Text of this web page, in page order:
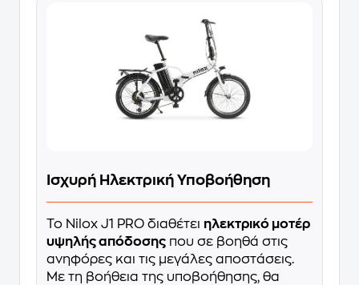
Ισχυρή Ηλεκτρική Υποβοήθηση
Το Nilox J1 PRO διαθέτει ηλεκτρικό μοτέρ
υψηλής απόδοσης που σε βοηθά στις
ανηφόρες και τις μεγάλες αποστάσεις.
Με τη βοήθεια της υποβοήθησης, θα